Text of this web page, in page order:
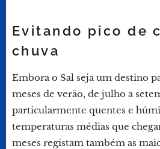
Evitando pico de
chuva
Embora o Sal seja um destino
meses de verão, de julho a
particularmente quentes e
temperaturas médias que
meses registam também as